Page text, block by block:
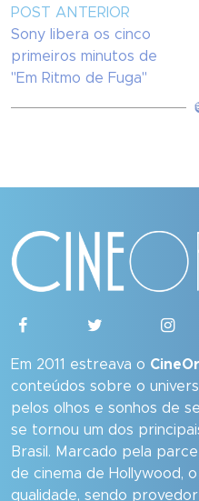
POST ANTERIOR
Sony libera os cinco
primeiros minutos de
"Em Ritmo de Fuga"
Em 2011 estreava o
conteúdos sobre o
pelos olhos e sonhos de
se tornou um dos
Brasil. Marcado pela
de cinema de Hollywood,
qualidade, sendo